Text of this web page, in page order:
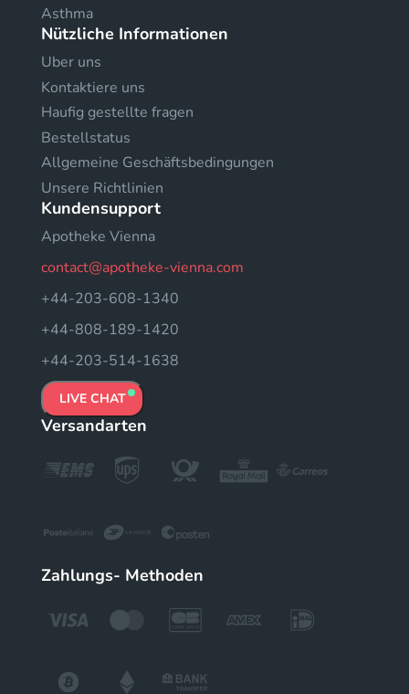
Asthma
Nützliche Informationen
Uber uns
Kontaktiere uns
Haufig gestellte fragen
Bestellstatus
Allgemeine Geschäftsbedingungen
Unsere Richtlinien
Kundensupport
Apotheke Vienna
contact@apotheke-vienna.com
+44-203-608-1340
+44-808-189-1420
+44-203-514-1638
LIVE CHAT
Versandarten
Zahlungs- Methoden